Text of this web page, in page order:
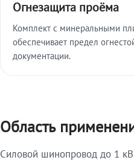
Огнезащита проёма
Комплект с минеральными
обеспечивает предел
документации.
Область
Силовой шинопровод до 1